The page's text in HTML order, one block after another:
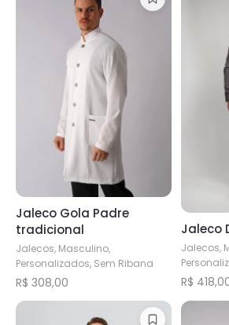
Jaleco Gola Padre
tradicional
Jalecos, Masculino,
Personalizados, Sem Ribana
R$ 308,00
Este
Jaleco
Jalecos,
R$
Este